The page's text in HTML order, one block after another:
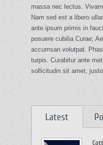
massa nec lectus.
Nam sed est a libero
ante ipsum primis in
posuere cubilia Curae;
accumsan volutpat.
turpis. Curabitur ante
sollicitudin sit amet,
Latest